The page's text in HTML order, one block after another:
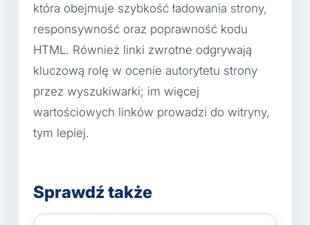
która obejmuje szybkość ładowania strony,
responsywność oraz poprawność kodu
HTML. Również linki zwrotne odgrywają
kluczową rolę w ocenie autorytetu strony
przez wyszukiwarki; im więcej
wartościowych linków prowadzi do witryny,
tym lepiej.
Sprawdź także